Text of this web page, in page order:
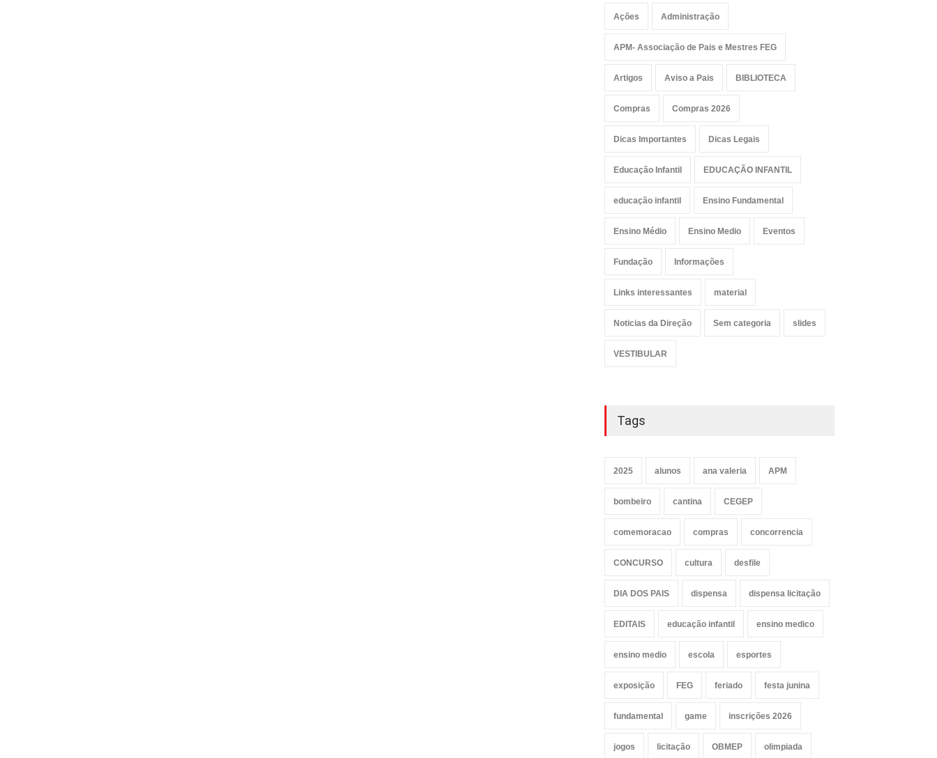
Ações Administração
APM- Associação de Pais e Mestres FEG
Artigos Aviso a Pais BIBLIOTECA
Compras Compras 2026
Dicas Importantes Dicas Legais
Educação Infantil EDUCAÇÃO INFANTIL
educação infantil Ensino Fundamental
Ensino Médio Ensino Medio Eventos
Fundação Informações
Links interessantes material
Noticias da Direção Sem categoria slides
VESTIBULAR
Tags
2025 alunos ana valeria APM
bombeiro cantina CEGEP
comemoracao compras concorrencia
CONCURSO cultura desfile
DIA DOS PAIS dispensa dispensa licitação
EDITAIS educação infantil ensino medico
ensino medio escola esportes
exposição FEG feriado festa junina
fundamental game inscrições 2026
jogos licitação OBMEP olimpiada